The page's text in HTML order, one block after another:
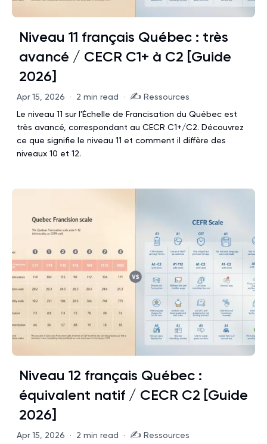
Niveau 11 français Québec : très
avancé / CECR C1+ à C2 [Guide
2026]
Apr 15, 2026 · 2 min read · ✍️ Ressources
Le niveau 11 sur l'Échelle de Francisation du Québec est
très avancé, correspondant au CECR C1+/C2. Découvrez
ce que signifie le niveau 11 et comment il diffère des
niveaux 10 et 12.
Niveau 12 français Québec :
équivalent natif / CECR C2 [Guide
2026]
Apr 15, 2026 · 2 min read · ✍️ Ressources